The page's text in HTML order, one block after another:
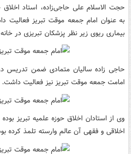
حجت الاسلام علی حاجی‌زاده، استاد اخلاق
به عنوان امام جمعه موقت تبریز فعالیت
بیماری ریوی زیر نظر پزشکان تبریزی در
حاجی زاده سالیان متمادی ضمن تدریس در
امامت جمعه موقت تبریز نیز فعالیت داشت.
وی از استادان اخلاق حوزه علمیه تبریز
اخلاقی و فقهی آن عالم وارسته تلمذ کرده